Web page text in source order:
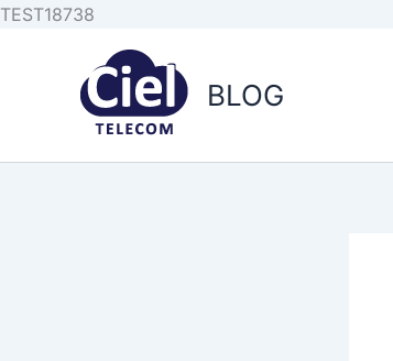
TEST18738
contenu
Aller
BLOG